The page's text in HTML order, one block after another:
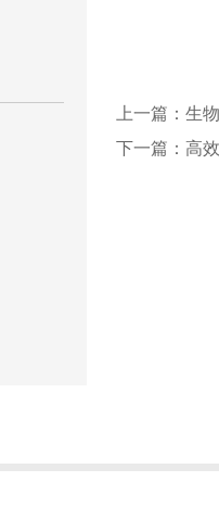
上一篇：生
下一篇：高